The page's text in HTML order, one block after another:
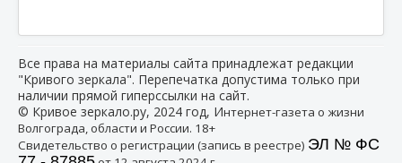
Все права на материалы сайта принадлежат редакции
"Кривого зеркала". Перепечатка допустима только при
наличии прямой гиперссылки на сайт.
© Кривое зеркало.ру, 2024 год, Интернет-газета о жизни
Волгограда, области и России. 18+
Свидетельство о регистрации (запись в реестре) ЭЛ № ФС